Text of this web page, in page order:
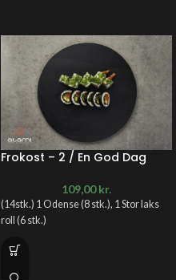
Frokost – 2 / En God Dag
109,00kr.
(14stk.) 1 Odense (8 stk.), 1 Stor laks
roll (6 stk.)